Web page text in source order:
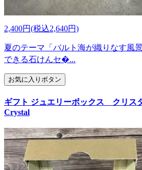
2,400円(税込2,640円)
夏のテーマ「バルト海が織りなす風
できる石けんセ�...
お気に入りボタン
ギフト ジュエリーボックス クリス
Crystal